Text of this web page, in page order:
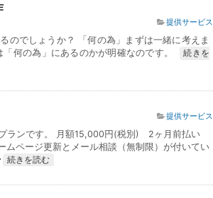
提供サービス
のでしょうか？ 「何の為」まずは一緒に考えま
何の為」にあるのかが明確なのです。
続きを
提供サービス
ランです。 月額15,000円(税別) 2ヶ月前払い
ムページ更新とメール相談（無制限）が付いてい
続きを読む